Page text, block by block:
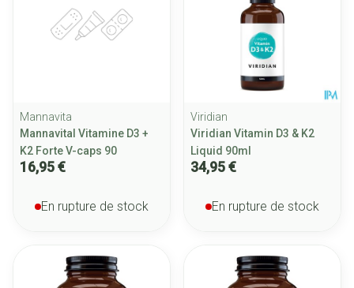
Mannavita
Mannavital Vitamine D3 +
K2 Forte V-caps 90
16,95 €
En rupture de stock
Viridian
Viridian Vitamin D3 & K2
Liquid 90ml
34,95 €
En rupture de stock